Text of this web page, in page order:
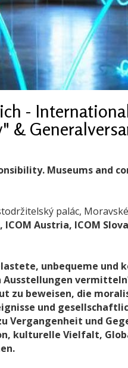
-
&
Museums and
palác,
, ICOM Austria, ICOM
unbequeme
Ausstellungen
beweisen, die
und
Vergangenheit und
kulturelle Vielfalt,